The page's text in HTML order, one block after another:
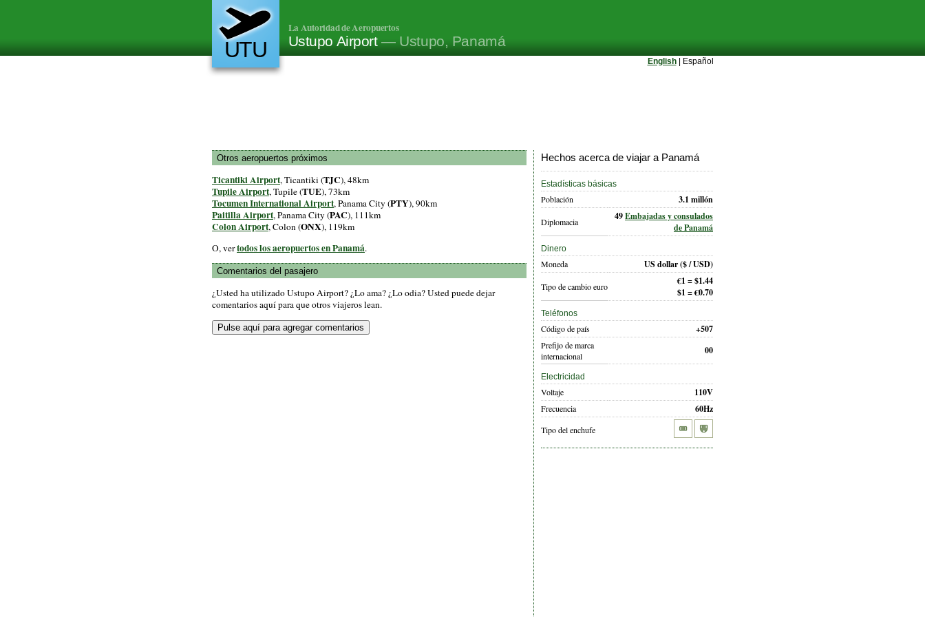
UTU
La Autoridad de Aeropuertos
Ustupo Airport— Ustupo, Panamá
English| Español
Otros aeropuertos próximos
Ticantiki Airport, Ticantiki (TJC), 48km
Tupile Airport, Tupile (TUE), 73km
Tocumen International Airport, Panama City (PTY), 90km
Paitilla Airport, Panama City (PAC), 111km
Colon Airport, Colon (ONX), 119km
O, vertodos los aeropuertos en Panamá.
Comentarios del pasajero
¿Usted ha utilizado Ustupo Airport? ¿Lo ama? ¿Lo odia? Usted puede dejar
comentarios aquí para que otros viajeros lean.
Hechos acerca de viajar a Panamá
Estadísticas básicas
Población 3.1 millón
Diplomacia 49Embajadas y consulados
de Panamá
Dinero
Moneda US dollar($ / USD)
Tipo de cambio euro
€1 = $1.44
$1 = €0.70
Teléfonos
Código de país +507
Prefijo de marca
internacional
00
Electricidad
Voltaje 110V
Frecuencia 60Hz
Tipo del enchufe